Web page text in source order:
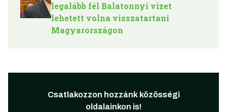
legalább fél Balatonnyi vizet
lehetett volna visszatartani
Magyarországon
Csatlakozzon hozzánk közösségi
oldalainkon is!